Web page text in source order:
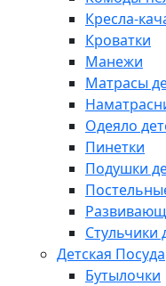
Кресла-
Кроватки
Манежи
Матрасы
Одеяло
Пинетки
Подушки
Стульчики
Детская Посуда
Бутылочки